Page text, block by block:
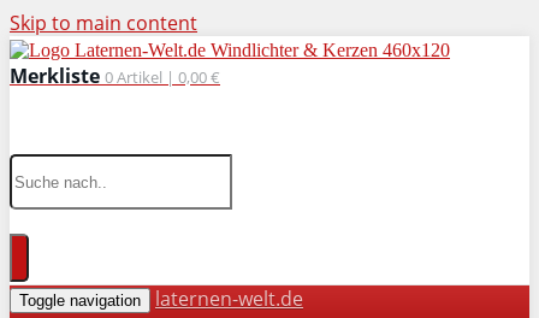
Skip to main content
Merkliste 0Artikel | 0,00 €
Toggle navigation
laternen-welt.de